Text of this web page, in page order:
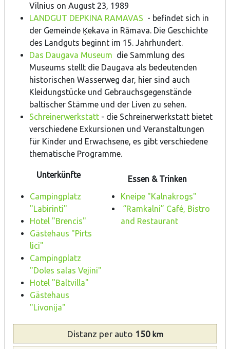
Vilnius on August 23, 1989
LANDGUT DEPKINA RAMAVAS - befindet sich in
der Gemeinde Ķekava in Rāmava. Die Geschichte
des Landguts beginnt im 15. Jahrhundert.
Das Daugava Museum die Sammlung des
Museums stellt die Daugava als bedeutenden
historischen Wasserweg dar, hier sind auch
Kleidungstücke und Gebrauchsgegenstände
baltischer Stämme und der Liven zu sehen.
Schreinerwerkstatt - die Schreinerwerkstatt bietet
verschiedene Exkursionen und Veranstaltungen
für Kinder und Erwachsene, es gibt verschiedene
thematische Programme.
Unterkünfte
Essen & Trinken
Campingplatz
"Labirinti"
Hotel "Brencis"
Gästehaus "Pirts
lici"
Campingplatz
"Doles salas Vejini"
Hotel "Baltvilla"
Gästehaus
"Livonija"
Kneipe "Kalnakrogs"
“Ramkalni” Café, Bistro
and Restaurant
Distanz per auto 150km